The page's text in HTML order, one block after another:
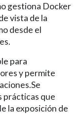
gestiona Docker
vista de la
desde el
para
y permite
prácticas que
la exposición de